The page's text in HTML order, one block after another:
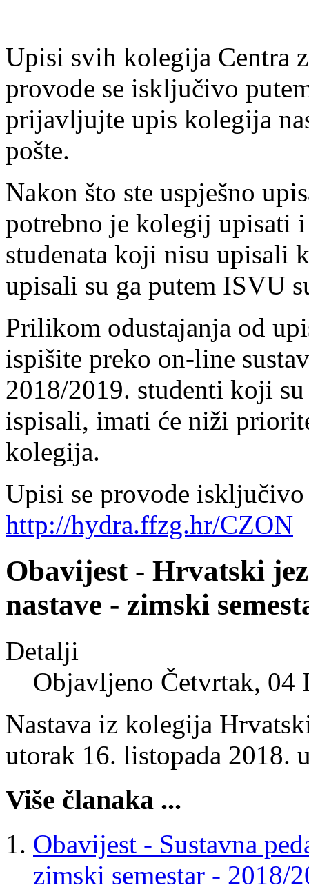
Upisi svih kolegija Centra
provode se isključivo
prijavljujte upis kolegija
pošte.
Nakon što ste uspješno
potrebno je kolegij upisati
studenata koji nisu upisali
upisali su ga putem ISVU
Prilikom odustajanja od
ispišite preko on-line
2018/2019. studenti koji
ispisali, imati će niži
kolegija.
Upisi se provode
http://hydra.ffzg.hr/CZON
Obavijest - Hrvatski
nastave - zimski
Detalji
Objavljeno Četvrtak, 04
Nastava iz kolegija
utorak 16. listopada 2018.
Više članaka ...
Obavijest - Sustavna
zimski semestar - 2018/